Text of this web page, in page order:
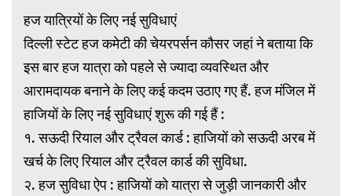
हज यात्रियों के लिए नई सुविधाएं
दिल्ली स्टेट हज कमेटी की चेयरपर्सन कौसर जहां ने बताया कि
इस बार हज यात्रा को पहले से ज्यादा व्यवस्थित और
आरामदायक बनाने के लिए कई कदम उठाए गए हैं. हज मंजिल में
हाजियों के लिए नई सुविधाएं शुरू की गई हैं :
१. सऊदी रियाल और ट्रैवल कार्ड : हाजियों को सऊदी अरब में
खर्च के लिए रियाल और ट्रैवल कार्ड की सुविधा.
२. हज सुविधा ऐप : हाजियों को यात्रा से जुड़ी जानकारी और